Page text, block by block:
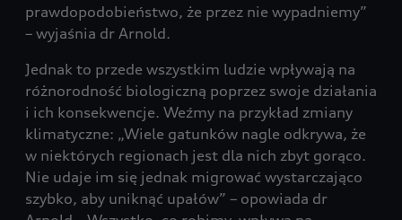
prawdopodobieństwo, że przez nie wypadniemy”
– wyjaśnia dr Arnold.
Jednak to przede wszystkim ludzie wpływają na
różnorodność biologiczną poprzez swoje działania
i ich konsekwencje. Weźmy na przykład zmiany
klimatyczne: „Wiele gatunków nagle odkrywa, że
w niektórych regionach jest dla nich zbyt gorąco.
Nie udaje im się jednak migrować wystarczająco
szybko, aby uniknąć upałów” – opowiada dr